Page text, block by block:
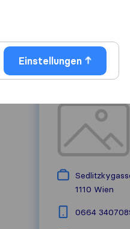
1110 Wien
0664
Einstellungen